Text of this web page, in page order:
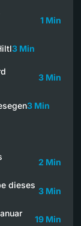
1 Min
3 Min
3 Min
3 Min
2 Min
dieses
3 Min
19 Min